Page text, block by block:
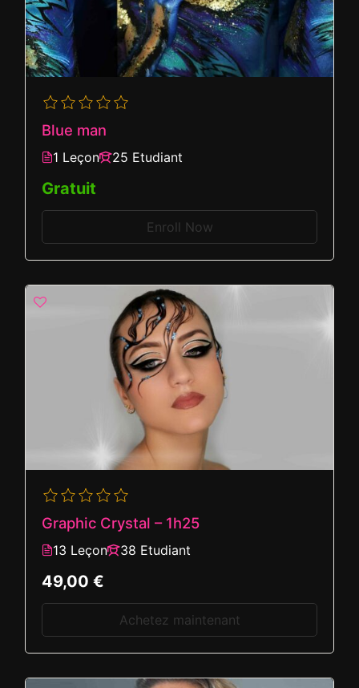
Blue man
1 Leçon 25 Etudiant
Gratuit
Enroll Now
Graphic Crystal – 1h25
13 Leçon 38 Etudiant
49,00 €
Achetez maintenant